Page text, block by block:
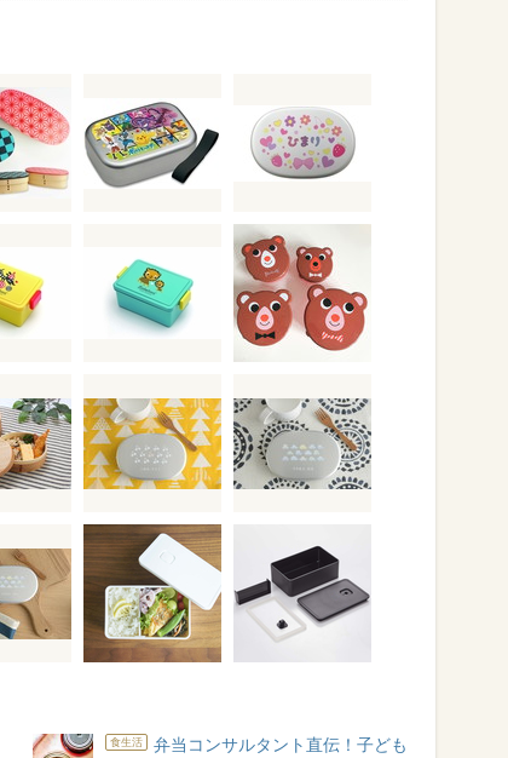
食生活
弁当コンサルタント直伝！子ども